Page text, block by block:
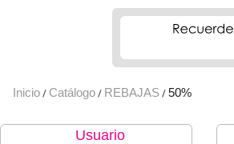
Inicio / Catálogo / REBAJAS / 50%
Usuario